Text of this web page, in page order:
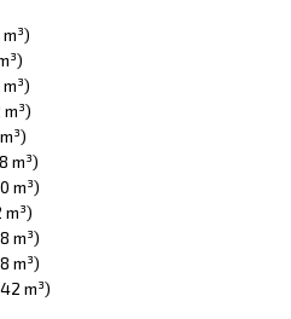
m³)
m³)
m³)
m³)
m³)
m³)